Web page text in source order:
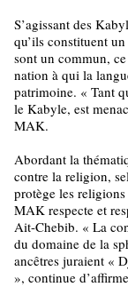
S’agissant des
qu’ils constituent
sont un commun,
nation à qui la
patrimoine. « Tant
le Kabyle, est
MAK.
Abordant la
contre la religion,
protège les
MAK respecte et
Ait-Chebib. « La
du domaine de la
ancêtres juraient «
», continue